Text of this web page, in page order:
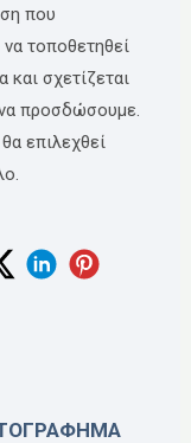
που
τοποθετηθεί
και σχετίζεται
προσδώσουμε.
επιλεχθεί